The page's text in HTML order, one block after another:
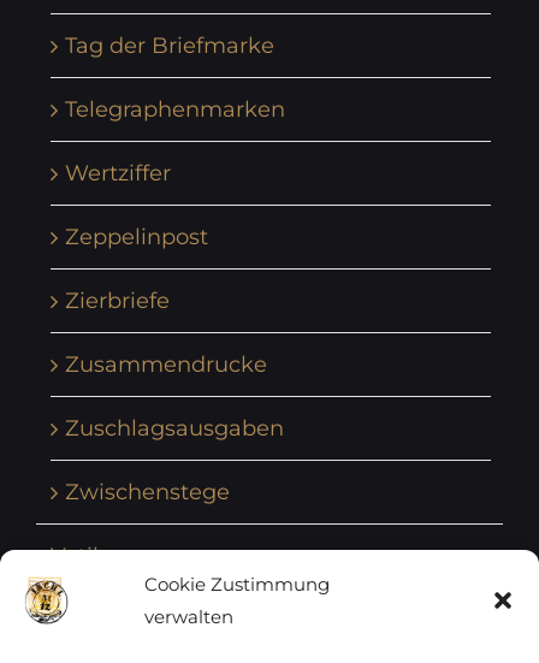
Cookie Zustimmung
verwalten
Tag der Briefmarke
Telegraphenmarken
Wertziffer
Zeppelinpost
Zierbriefe
Zusammendrucke
Zuschlagsausgaben
Zwischenstege
Vatikan
Vereinte Nationen